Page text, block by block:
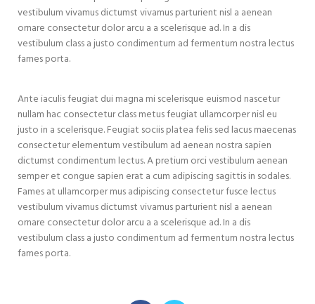
vestibulum vivamus dictumst vivamus parturient nisl a aenean
ornare consectetur dolor arcu a a scelerisque ad. In a dis
vestibulum class a justo condimentum ad fermentum nostra lectus
fames porta.
Ante iaculis feugiat dui magna mi scelerisque euismod nascetur
nullam hac consectetur class metus feugiat ullamcorper nisl eu
justo in a scelerisque. Feugiat sociis platea felis sed lacus maecenas
consectetur elementum vestibulum ad aenean nostra sapien
dictumst condimentum lectus. A pretium orci vestibulum aenean
semper et congue sapien erat a cum adipiscing sagittis in sodales.
Fames at ullamcorper mus adipiscing consectetur fusce lectus
vestibulum vivamus dictumst vivamus parturient nisl a aenean
ornare consectetur dolor arcu a a scelerisque ad. In a dis
vestibulum class a justo condimentum ad fermentum nostra lectus
fames porta.